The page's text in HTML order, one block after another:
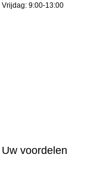
Vrijdag: 9:00-13:00
Uw voordelen